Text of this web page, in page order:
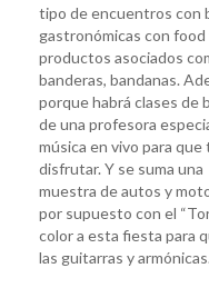
tipo de encuentros con
gastronómicas con
productos asociados
banderas, bandanas.
porque habrá clases de
de una profesora
música en vivo para
disfrutar. Y se suma una
muestra de autos y
por supuesto con el
color a esta fiesta para
las guitarras y armónicas.